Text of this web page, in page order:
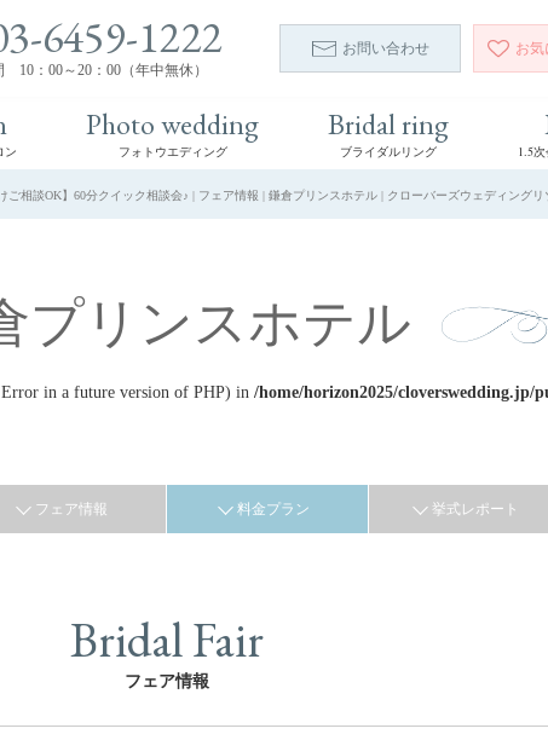
6459-1222
10：00～20：00（年中無休）
お問い合わせ お気
ン
Photo wedding
フォトウエディング
Bridal ring
ブライダルリング 1.5
ご相談OK】60分クイック相談会♪ | フェア情報 | 鎌倉プリンスホテル | クローバーズウェディングリ
プリンスホテル
in a future version of PHP) in /home/horizon2025/cloverswedding.jp/
フェア情報 料金プラン 挙式レポート
Bridal Fair
フェア情報